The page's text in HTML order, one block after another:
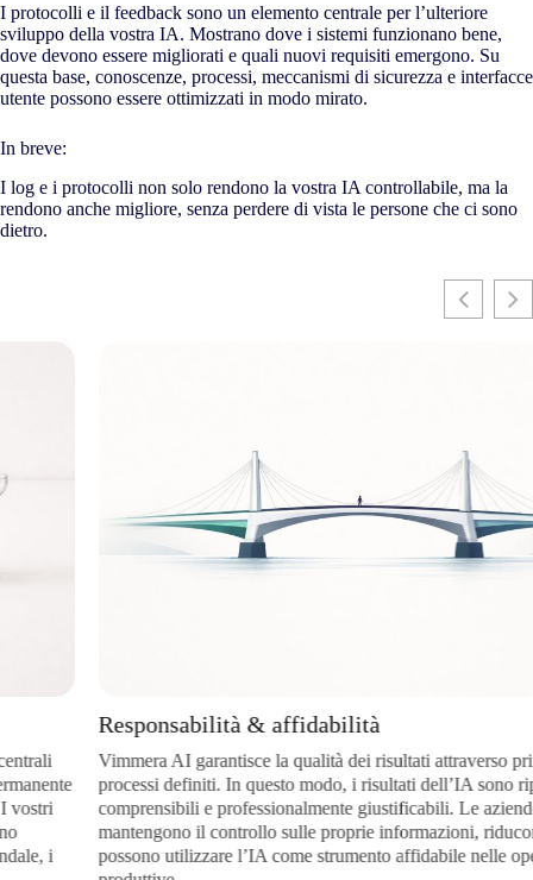
I protocolli e il feedback sono un elemento centrale per l’ulteriore
sviluppo della vostra IA. Mostrano dove i sistemi funzionano bene,
dove devono essere migliorati e quali nuovi requisiti emergono. Su
questa base, conoscenze, processi, meccanismi di sicurezza e interfacce
utente possono essere ottimizzati in modo mirato.
In breve:
I log e i protocolli non solo rendono la vostra IA controllabile, ma la
rendono anche migliore, senza perdere di vista le persone che ci sono
dietro.
i
Responsabilità & affidabilità
VimmeraAIgarantisce la qualità dei risultati attraverso
processi definiti. In questo modo, i risultati dell’IA sono
comprensibili e professionalmente giustificabili. Le aziende
mantengono il controllo sulle proprie informazioni, riducono i
possono utilizzare l’IA come strumento affidabile nelle